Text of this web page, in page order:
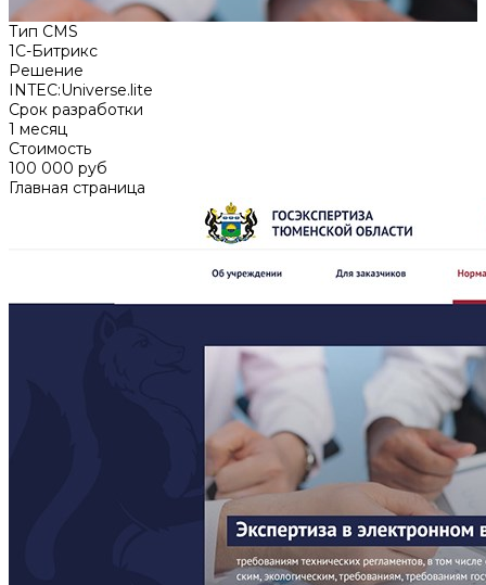
Тип CMS
1C-Битрикс
Решение
INTEC:Universe.lite
Срок разработки
1 месяц
Стоимость
100 000 руб
Главная страница